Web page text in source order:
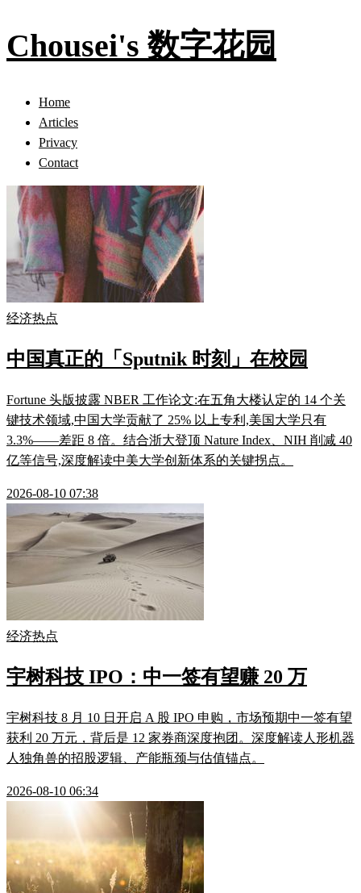
Chousei's 数字花园
Home
Articles
Privacy
Contact
经济热点
中国真正的「Sputnik 时刻」在校园
Fortune 头版披露 NBER 工作论文:在五角大楼认定的 14 个关
键技术领域,中国大学贡献了 25% 以上专利,美国大学只有
3.3%——差距 8 倍。结合浙大登顶 Nature Index、NIH 削减 40
亿等信号,深度解读中美大学创新体系的关键拐点。
2026-08-10 07:38
经济热点
宇树科技 IPO：中一签有望赚 20 万
宇树科技 8 月 10 日开启 A 股 IPO 申购，市场预期中一签有望
获利 20 万元，背后是 12 家券商深度抱团。深度解读人形机器
人独角兽的招股逻辑、产能瓶颈与估值锚点。
2026-08-10 06:34